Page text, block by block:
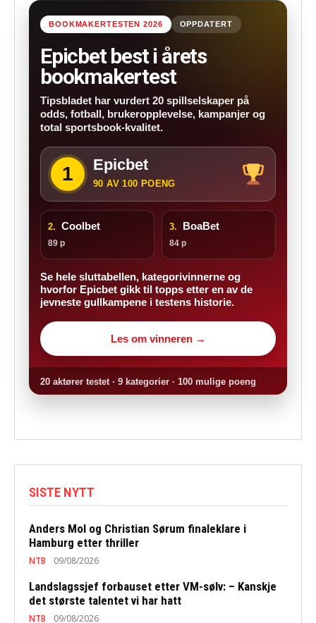
BOOKMAKERTESTEN 2026 OPPDATERT
Epicbet best i årets
bookmakertest
Tipsbladet har vurdert 20 spillselskaper på
odds, fotball, brukeropplevelse, kampanjer og
total sportsbook-kvalitet.
1 Epicbet
90 AV 100 POENG
2. Coolbet
89 p
3. BoaBet
84 p
Se hele sluttabellen, kategorivinnerne og
hvorfor Epicbet gikk til topps etter en av de
jevneste gullkampene i testens historie.
Les om vinneren →
20 aktører testet · 9 kategorier · 100 mulige poeng
SISTE NYTT
Anders Mol og Christian Sørum finaleklare i
Hamburg etter thriller
NTB 09/08/2026
Landslagssjef forbauset etter VM-sølv: – Kanskje
det største talentet vi har hatt
NTB 09/08/2026